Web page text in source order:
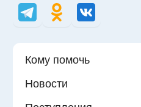
Кому помочь
Новости